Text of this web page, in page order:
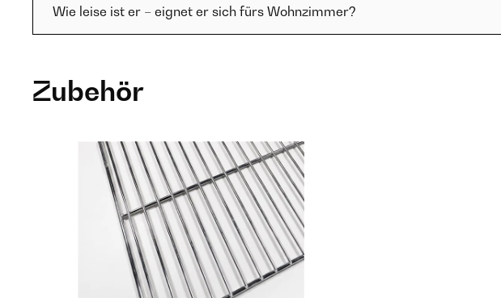
Wie leise ist er – eignet er sich fürs Wohnzimmer?
Zubehör